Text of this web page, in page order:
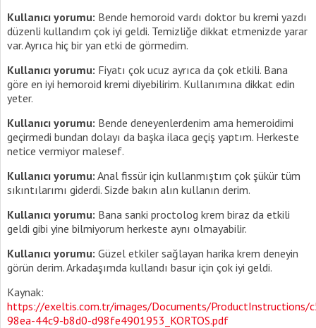
Kullanıcı yorumu: Bende hemoroid vardı doktor bu kremi yazdı
düzenli kullandım çok iyi geldi. Temizliğe dikkat etmenizde yarar
var. Ayrıca hiç bir yan etki de görmedim.
Kullanıcı yorumu: Fiyatı çok ucuz ayrıca da çok etkili. Bana
göre en iyi hemoroid kremi diyebilirim. Kullanımına dikkat edin
yeter.
Kullanıcı yorumu: Bende deneyenlerdenim ama hemeroidimi
geçirmedi bundan dolayı da başka ilaca geçiş yaptım. Herkeste
netice vermiyor malesef.
Kullanıcı yorumu: Anal fissür için kullanmıştım çok şükür tüm
sıkıntılarımı giderdi. Sizde bakın alın kullanın derim.
Kullanıcı yorumu: Bana sanki proctolog krem biraz da etkili
geldi gibi yine bilmiyorum herkeste aynı olmayabilir.
Kullanıcı yorumu: Güzel etkiler sağlayan harika krem deneyin
görün derim. Arkadaşımda kullandı basur için çok iyi geldi.
Kaynak:
https://exeltis.com.tr/images/Documents/ProductInstructions/
98ea-44c9-b8d0-d98fe4901953_KORTOS.pdf